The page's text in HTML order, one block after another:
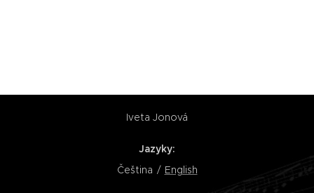
Iveta Jonová
Jazyky
Čeština
English